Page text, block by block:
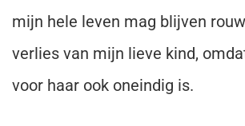
mijn hele leven mag blijven
verlies van mijn lieve kind,
voor haar ook oneindig is.